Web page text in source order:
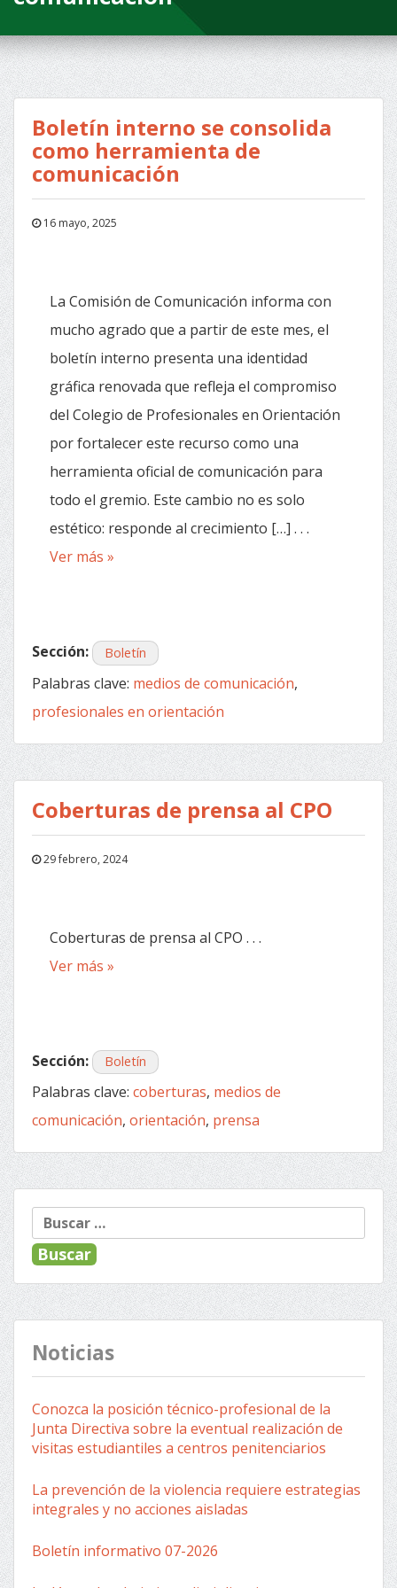
Boletín interno se consolida
como herramienta de
comunicación
16 mayo, 2025
La Comisión de Comunicación informa con
mucho agrado que a partir de este mes, el
boletín interno presenta una identidad
gráfica renovada que refleja el compromiso
del Colegio de Profesionales en Orientación
por fortalecer este recurso como una
herramienta oficial de comunicación para
todo el gremio. Este cambio no es solo
estético: responde al crecimiento […] . . .
Ver más »
Sección: Boletín
Palabras clave: medios de comunicación,
profesionales en orientación
Coberturas de prensa al CPO
29 febrero, 2024
Coberturas de prensa al CPO . . .
Ver más »
Sección: Boletín
Palabras clave: coberturas, medios de
comunicación, orientación, prensa
Buscar:
Noticias
Conozca la posición técnico-profesional de la
Junta Directiva sobre la eventual realización de
visitas estudiantiles a centros penitenciarios
La prevención de la violencia requiere estrategias
integrales y no acciones aisladas
Boletín informativo 07-2026